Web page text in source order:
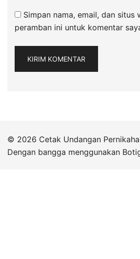
Simpan nama, email, dan situs
peramban ini untuk komentar
© 2026 Cetak Undangan
Dengan bangga menggunakan